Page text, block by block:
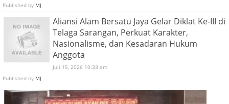
Published by MJ
Aliansi Alam Bersatu Jaya Gelar Diklat Ke-III di
Telaga Sarangan, Perkuat Karakter,
Nasionalisme, dan Kesadaran Hukum
Anggota
Juli 15, 2026 10:33 am
Published by MJ